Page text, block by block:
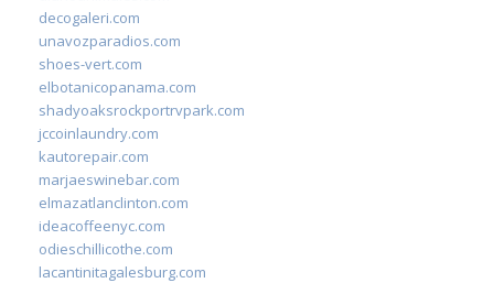
decogaleri.com
unavozparadios.com
shoes-vert.com
elbotanicopanama.com
shadyoaksrockportrvpark.com
jccoinlaundry.com
kautorepair.com
marjaeswinebar.com
elmazatlanclinton.com
ideacoffeenyc.com
odieschillicothe.com
lacantinitagalesburg.com